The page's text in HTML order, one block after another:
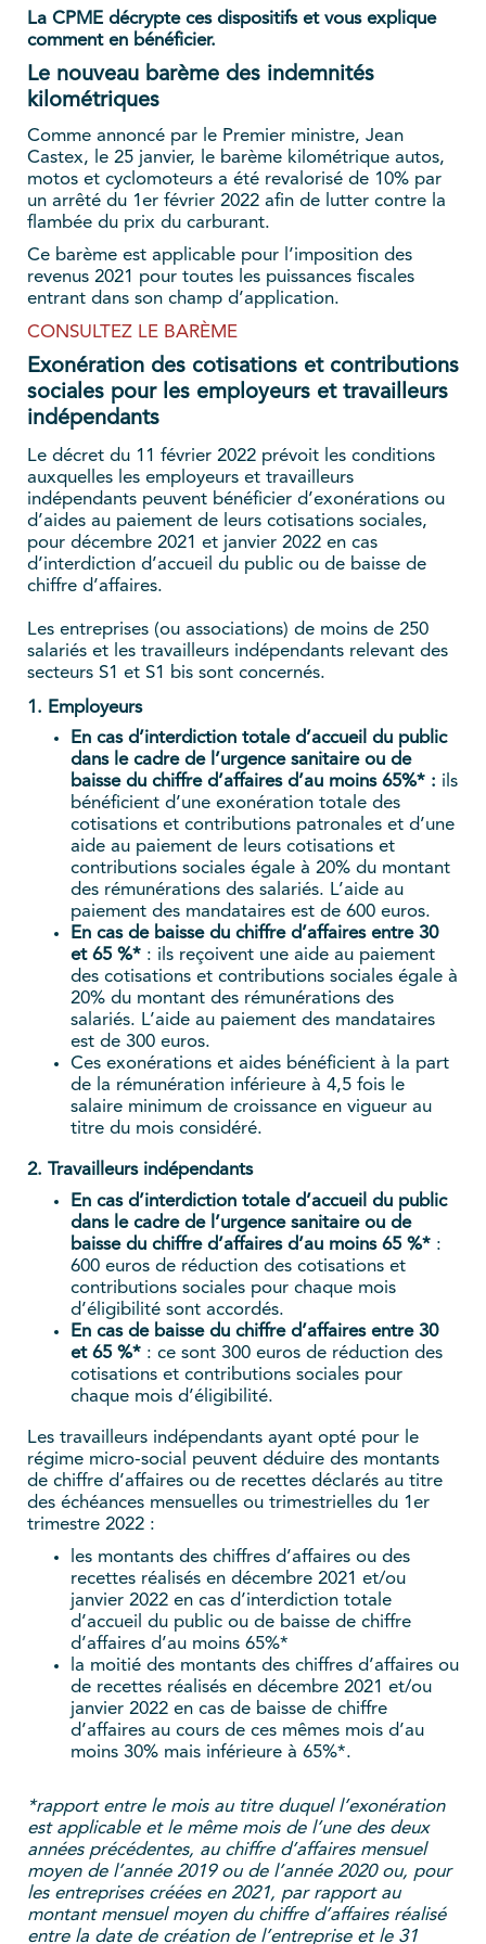
La CPME décrypte ces dispositifs et vous explique
comment en bénéficier.
Le nouveau barème des indemnités
kilométriques
Comme annoncé par le Premier ministre, Jean
Castex, le 25 janvier, le barème kilométrique autos,
motos et cyclomoteurs a été revalorisé de 10% par
un arrêté du 1er février 2022 afin de lutter contre la
flambée du prix du carburant.
Ce barème est applicable pour l’imposition des
revenus 2021 pour toutes les puissances fiscales
entrant dans son champ d’application.
CONSULTEZ LE BARÈME
Exonération des cotisations et contributions
sociales pour les employeurs et travailleurs
indépendants
Le décret du 11 février 2022 prévoit les conditions
auxquelles les employeurs et travailleurs
indépendants peuvent bénéficier d’exonérations ou
d’aides au paiement de leurs cotisations sociales,
pour décembre 2021 et janvier 2022 en cas
d’interdiction d’accueil du public ou de baisse de
chiffre d’affaires.
Les entreprises (ou associations) de moins de 250
salariés et les travailleurs indépendants relevant des
secteurs S1 et S1 bis sont concernés.
1. Employeurs
En cas d’interdiction totale d’accueil du public
dans le cadre de l’urgence sanitaire ou de
baisse du chiffre d’affaires d’au moins 65%* : ils
bénéficient d’une exonération totale des
cotisations et contributions patronales et d’une
aide au paiement de leurs cotisations et
contributions sociales égale à 20% du montant
des rémunérations des salariés. L’aide au
paiement des mandataires est de 600 euros.
En cas de baisse du chiffre d’affaires entre 30
et 65 %* : ils reçoivent une aide au paiement
des cotisations et contributions sociales égale à
20% du montant des rémunérations des
salariés. L’aide au paiement des mandataires
est de 300 euros.
Ces exonérations et aides bénéficient à la part
de la rémunération inférieure à 4,5 fois le
salaire minimum de croissance en vigueur au
titre du mois considéré.
2. Travailleurs indépendants
En cas d’interdiction totale d’accueil du public
dans le cadre de l’urgence sanitaire ou de
baisse du chiffre d’affaires d’au moins 65 %* :
600 euros de réduction des cotisations et
contributions sociales pour chaque mois
d’éligibilité sont accordés.
En cas de baisse du chiffre d’affaires entre 30
et 65 %* : ce sont 300 euros de réduction des
cotisations et contributions sociales pour
chaque mois d’éligibilité.
Les travailleurs indépendants ayant opté pour le
régime micro-social peuvent déduire des montants
de chiffre d’affaires ou de recettes déclarés au titre
des échéances mensuelles ou trimestrielles du 1er
trimestre 2022 :
les montants des chiffres d’affaires ou des
recettes réalisés en décembre 2021 et/ou
janvier 2022 en cas d’interdiction totale
d’accueil du public ou de baisse de chiffre
d’affaires d’au moins 65%*
la moitié des montants des chiffres d’affaires ou
de recettes réalisés en décembre 2021 et/ou
janvier 2022 en cas de baisse de chiffre
d’affaires au cours de ces mêmes mois d’au
moins 30% mais inférieure à 65%*.
*rapport entre le mois au titre duquel l’exonération
est applicable et le même mois de l’une des deux
années précédentes, au chiffre d’affaires mensuel
moyen de l’année 2019 ou de l’année 2020 ou, pour
les entreprises créées en 2021, par rapport au
montant mensuel moyen du chiffre d’affaires réalisé
entre la date de création de l’entreprise et le 31